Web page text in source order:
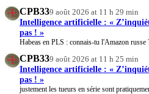
CPB339 août 2026 at 11 h 29 min
Intelligence artificielle : «
pas ! »
Habeas en PLS : connais-tu l'Amazon
CPB339 août 2026 at 11 h 25 min
Intelligence artificielle : «
pas ! »
justement les tueurs en série sont